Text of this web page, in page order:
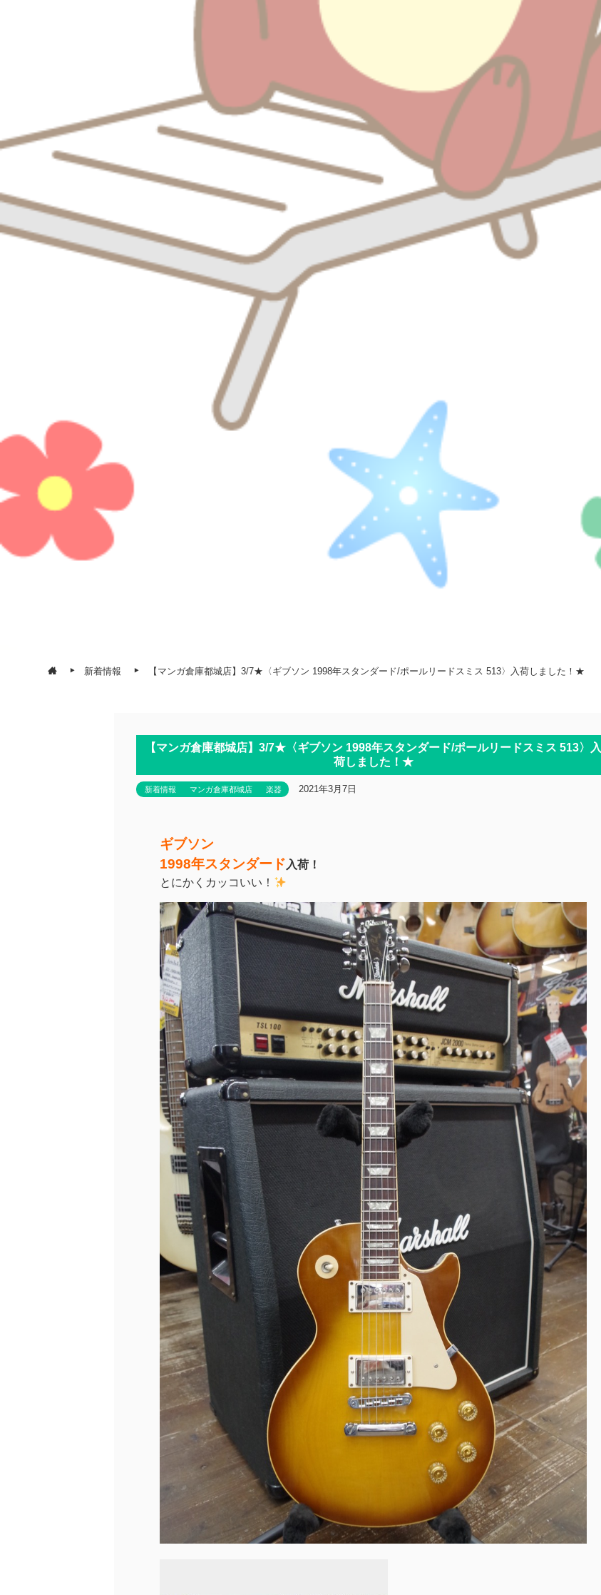
新着情報 【マンガ倉庫都城店】3/7★〈ギブソン 1998年スタンダード/ポールリードスミス 513〉入荷しました！★
【マンガ倉庫都城店】3/7★〈ギブソン 1998年スタンダード/ポールリードスミス 513〉入
荷しました！★
新着情報 マンガ倉庫都城店 楽器 2021年3月7日
ギブソン
1998年スタンダード 入荷！
とにかくカッコいい！